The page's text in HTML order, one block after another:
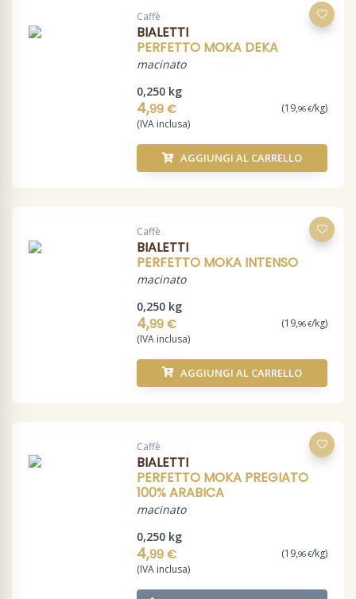
Caffè
BIALETTI
PERFETTO MOKA DEKA
macinato
0,250 kg
4,99 € (19,96 €/kg)
(IVA inclusa)
AGGIUNGI AL CARRELLO
Caffè
BIALETTI
PERFETTO MOKA INTENSO
macinato
0,250 kg
4,99 € (19,96 €/kg)
(IVA inclusa)
AGGIUNGI AL CARRELLO
Caffè
BIALETTI
PERFETTO MOKA PREGIATO
100% ARABICA
macinato
0,250 kg
4,99 € (19,96 €/kg)
(IVA inclusa)